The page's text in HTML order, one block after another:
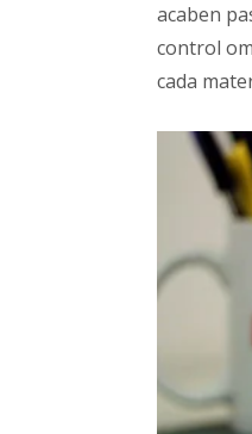
acaben
control
cada